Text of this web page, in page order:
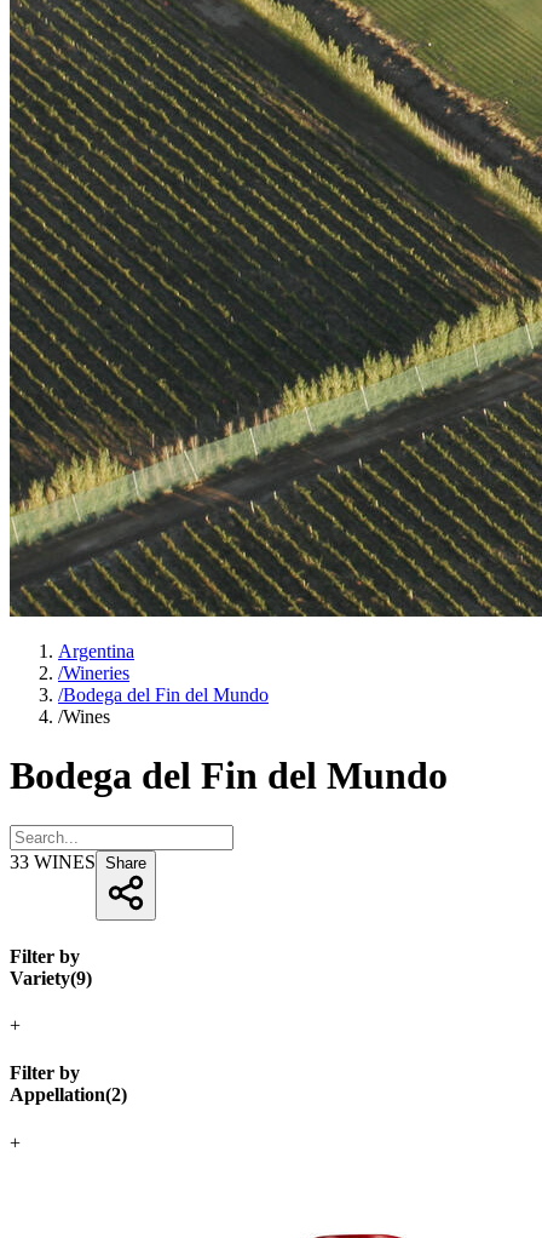
Argentina
/Wineries
/Bodega del Fin del Mundo
/Wines
Bodega del Fin del Mundo
33 WINES Share
Filter by
Variety(9)
+
Filter by
Appellation(2)
+